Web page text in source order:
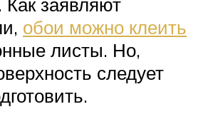
обои можно клеить
листы. Но,
следует